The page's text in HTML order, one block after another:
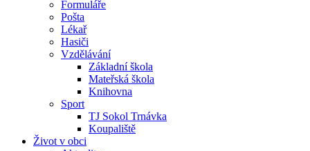
Formuláře
Pošta
Lékař
Hasiči
Vzdělávání
Základní škola
Mateřská škola
Knihovna
Sport
TJ Sokol Trnávka
Koupaliště
Život v obci